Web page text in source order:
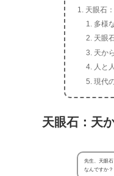
天眼石
多様
天眼
天か
人と
現代
天眼石：天
先生、天眼
なんですか？